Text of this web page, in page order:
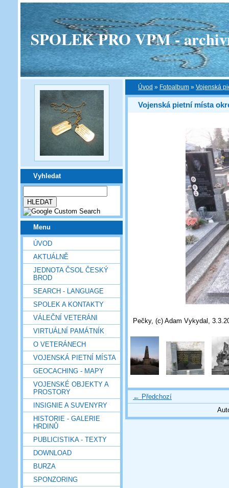
SPOLEK PRO VPM -
Vyhledat
Menu
ÚVOD
AKTUÁLNĚ
JEDNOTA ČSOL ČESKÝ
BROD
SEARCH - LANGUAGE
SPOLEK A KONTAKTY
VÁLEČNÍ VETERÁNI
VIRTUÁLNÍ PAMÁTNÍK
O VETERÁNECH
VOJENSKÁ PIETNÍ MÍSTA
GEOCACHING - MAPY
VOJENSKÉ OBJEKTY A
PROSTORY
INSIGNIE A SUVENYRY
HISTORIE - GALERIE
HRDINŮ
PUBLICISTIKA - TEXTY
DOWNLOAD
BURZA
SPONZORING
Úvod » Fotoalbum » Vojenská
Vojenská pietní místa
Pečky, (c) Adam Vykydal,
← Předchozí